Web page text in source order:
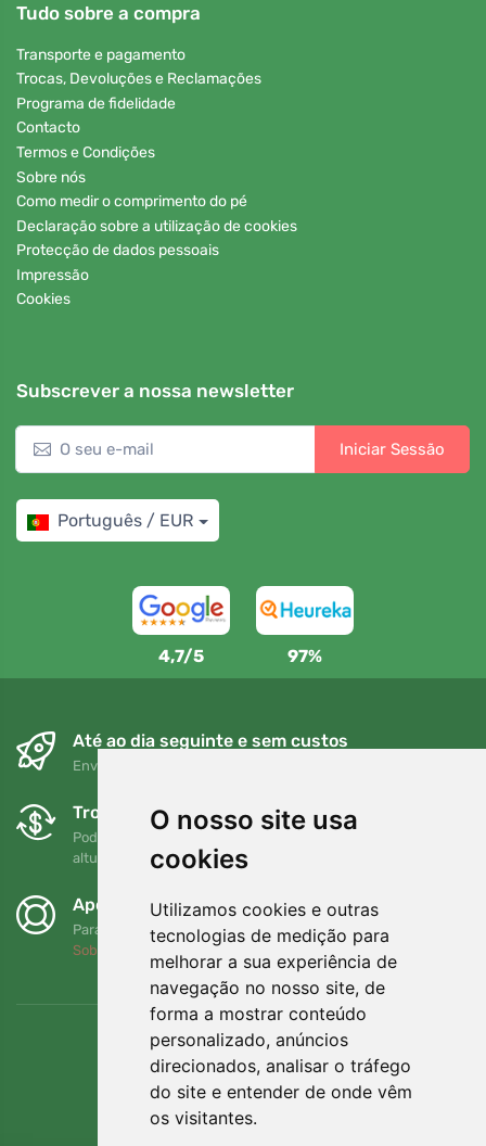
O nosso site usa
cookies
Utilizamos cookies e outras
tecnologias de medição para
melhorar a sua experiência de
navegação no nosso site, de
forma a mostrar conteúdo
personalizado, anúncios
direcionados, analisar o tráfego
do site e entender de onde vêm
os visitantes.
Tudo sobre a compra
Transporte e pagamento
Trocas, Devoluções e Reclamações
Programa de fidelidade
Contacto
Termos e Condições
Sobre nós
Como medir o comprimento do pé
Declaração sobre a utilização de cookies
Protecção de dados pessoais
Impressão
Cookies
Subscrever a nossa newsletter
Iniciar Sessão
Português / EUR
4,7/5 97%
Até ao dia seguinte e sem custos
Envio gratuito para encomendas superiores a 80 EUR
Trocas e devoluções gratuitas
Pode devolver ou trocar a sua encomenda em qualquer
altura no prazo de 90 dias
Apoiamos a Trees.org
Para cada encomenda plantamos uma árvore! Leia mais
Sobre nós